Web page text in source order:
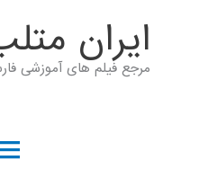
ايران
مرجع فیلم های آموزشی